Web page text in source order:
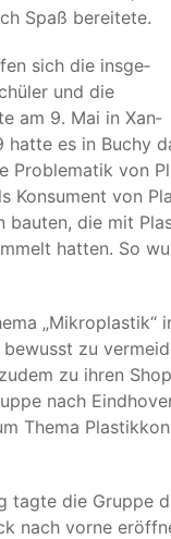
Spaß bereitete.
sich die ins­ge­
und die
am 9. Mai in Xan­
hat­te es in Buchy
Pro­ble­ma­tik von
Kon­su­ment von
bau­ten, die mit
hat­ten. So
„Mikro­plas­tik“
zu
zu ihren
nach
The­ma
tag­te die Grup­pe
nach vor­ne